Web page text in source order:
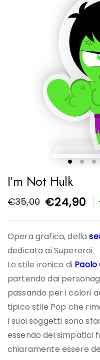
I’m Not Hulk
€35,00 €24,90
Opera grafica, della
dedicata ai Supereroi.
Lo stile ironico di Paolo
partendo dai
passando per i colori
tipico stile Pop che
I suoi soggetti sono
essendo dei simpatici
chiaramente essere